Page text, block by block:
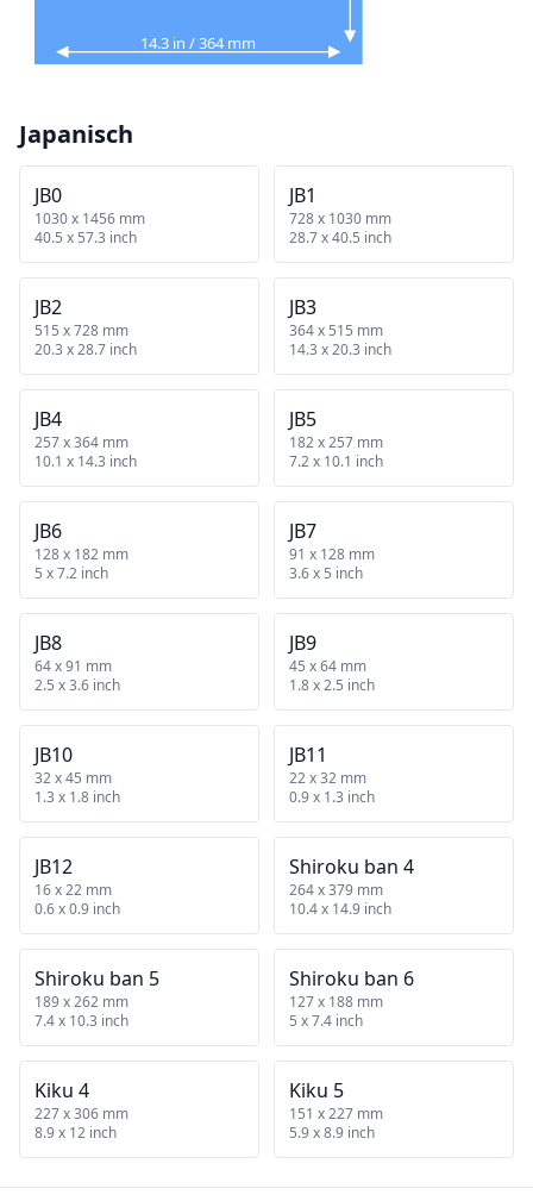
14.3 in / 364 mm
Japanisch
JB0
1030 x 1456 mm
40.5 x 57.3 inch
JB1
728 x 1030 mm
28.7 x 40.5 inch
JB2
515 x 728 mm
20.3 x 28.7 inch
JB3
364 x 515 mm
14.3 x 20.3 inch
JB4
257 x 364 mm
10.1 x 14.3 inch
JB5
182 x 257 mm
7.2 x 10.1 inch
JB6
128 x 182 mm
5 x 7.2 inch
JB7
91 x 128 mm
3.6 x 5 inch
JB8
64 x 91 mm
2.5 x 3.6 inch
JB9
45 x 64 mm
1.8 x 2.5 inch
JB10
32 x 45 mm
1.3 x 1.8 inch
JB11
22 x 32 mm
0.9 x 1.3 inch
JB12
16 x 22 mm
0.6 x 0.9 inch
Shiroku ban 4
264 x 379 mm
10.4 x 14.9 inch
Shiroku ban 5
189 x 262 mm
7.4 x 10.3 inch
Shiroku ban 6
127 x 188 mm
5 x 7.4 inch
Kiku 4
227 x 306 mm
8.9 x 12 inch
Kiku 5
151 x 227 mm
5.9 x 8.9 inch